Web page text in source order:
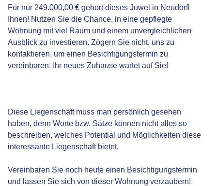
Für nur 249.000,00 € gehört dieses Juwel in Neudörfl
Ihnen! Nutzen Sie die Chance, in eine gepflegte
Wohnung mit viel Raum und einem unvergleichlichen
Ausblick zu investieren. Zögern Sie nicht, uns zu
kontaktieren, um einen Besichtigungstermin zu
vereinbaren. Ihr neues Zuhause wartet auf Sie!
Diese Liegenschaft muss man persönlich gesehen
haben, denn Worte bzw. Sätze können nicht alles so
beschreiben, welches Potential und Möglichkeiten diese
interessante Liegenschaft bietet.
Vereinbaren Sie noch heute einen Besichtigungstermin
und lassen Sie sich von dieser Wohnung verzaubern!